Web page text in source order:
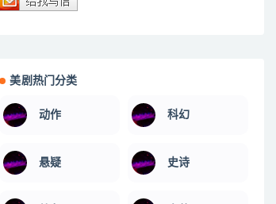
美剧热门分类
动作 科幻
悬疑 史诗